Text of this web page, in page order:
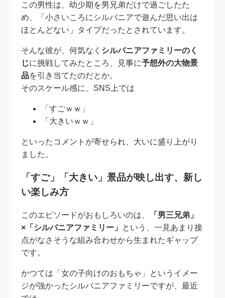
この男性は、幼少期を男兄弟だけで過ごしたた
め、「小さいころにシルバニアで遊んだ思い出は
ほとんどない」タイプだったとされています。
そんな彼が、何気なく シルバニアファミリーのく
じに挑戦してみたところ、見事に予想外の大物景
品を引き当てたのだとか。
そのスケール感に、SNS上では
「すごｗｗ」
「大きいｗｗ」
といったコメントが寄せられ、大いに盛り上がり
ました。
「すご」「大きい」景品が映し出す、新し
い楽しみ方
このエピソードがおもしろいのは、
「男三兄弟」
×「シルバニアファミリー」 という、一見あまり接
点がなさそうな組み合わせから生まれたギャップ
です。
かつては「女の子向けのおもちゃ」というイメー
ジが強かったシルバニアファミリーですが、最近